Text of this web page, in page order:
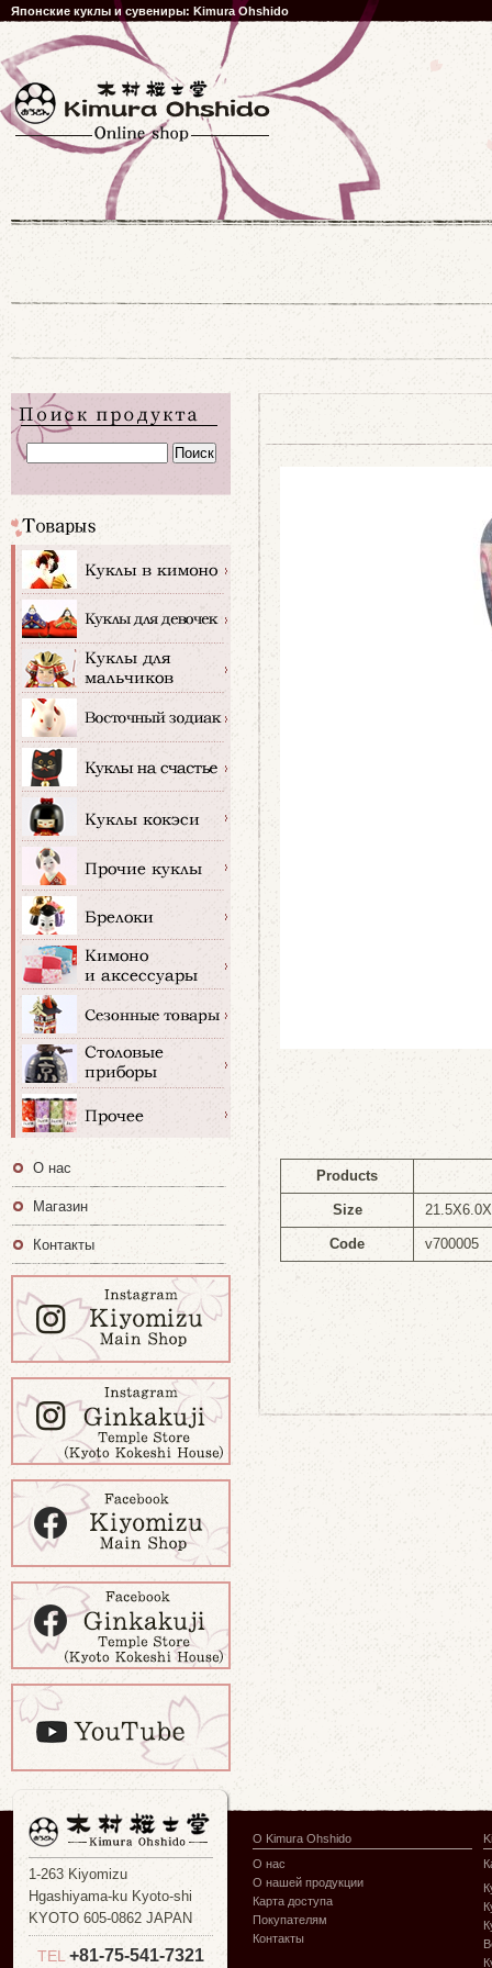
Японские куклы и сувениры: Kimura Ohshido
Products
Size
Code v700005
О нас
Магазин
Контакты
1-263 Kiyomizu
Hgashiyama-ku Kyoto-shi
KYOTO 605-0862 JAPAN
TEL +81-75-541-7321
О Kimura Ohshido
О нас
О нашей продукции
Карта доступа
Покупателям
Контакты